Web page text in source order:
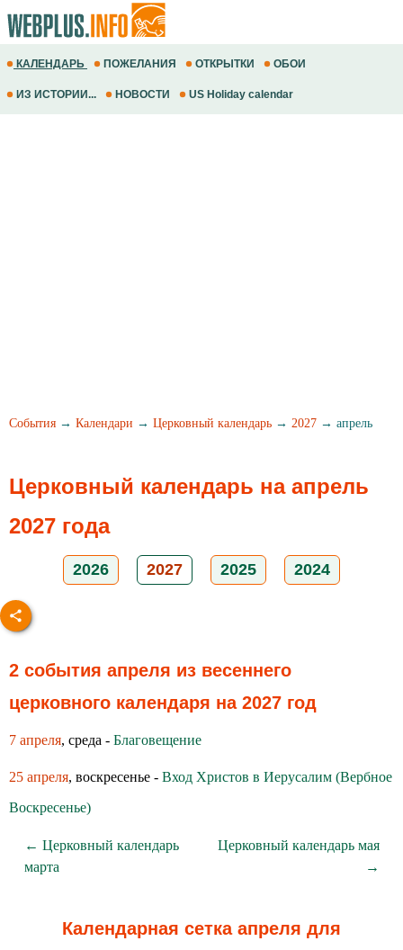
КАЛЕНДАРЬ ПОЖЕЛАНИЯ ОТКРЫТКИ ОБОИ
ИЗ ИСТОРИИ... НОВОСТИ US Holiday calendar
События → Календари → Церковный календарь → 2027 → апрель
Церковный календарь на апрель
2027 года
2026 2027 2025 2024
2 события апреля из весеннего
церковного календаря на 2027 год
7 апреля, среда - Благовещение
25 апреля, воскресенье - Вход Христов в Иерусалим (Вербное
Воскресенье)
← Церковный календарь
марта
Церковный календарь мая
→
Календарная сетка апреля для